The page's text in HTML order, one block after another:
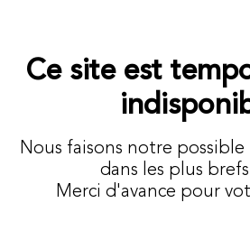
Ce site est
Nous faisons notre possible pour le restaurer
dans les plus
Merci d'avance pour